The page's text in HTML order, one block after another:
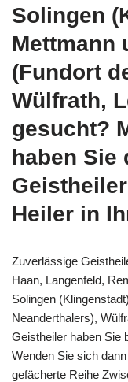
Solingen
Mettmann
(Fundort
Wülfrath,
gesucht?
haben Sie
Heiler in
Zuverlässige
Haan, Langenfeld,
Solingen
Neanderthalers),
Geistheiler haben Sie
Wenden Sie sich
gefächerte Reihe